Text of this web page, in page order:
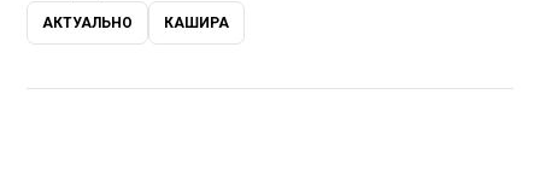
АКТУАЛЬНО КАШИРА